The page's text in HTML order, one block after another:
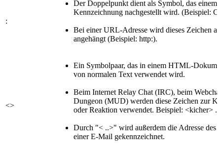
:
Der Doppelpunkt dient als Symbol, das einem
Kennzeichnung nachgestellt wird. (Beispiel:
Bei einer URL-Adresse wird dieses Zeichen
angehängt (Beispiel: http:).
<>
Ein Symbolpaar, das in einem HTML-
von normalen Text verwendet wird.
Beim Internet Relay Chat (IRC), beim
Dungeon (MUD) werden diese Zeichen zur
oder Reaktion verwendet. Beispiel: <kicher> .
Durch "< ..>" wird außerdem die Adresse des
einer E-Mail gekennzeichnet.